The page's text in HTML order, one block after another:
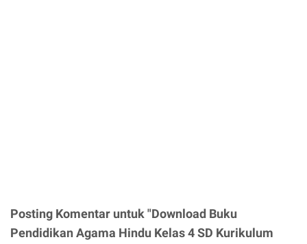
Posting Komentar untuk "Download Buku
Pendidikan Agama Hindu Kelas 4 SD Kurikulum